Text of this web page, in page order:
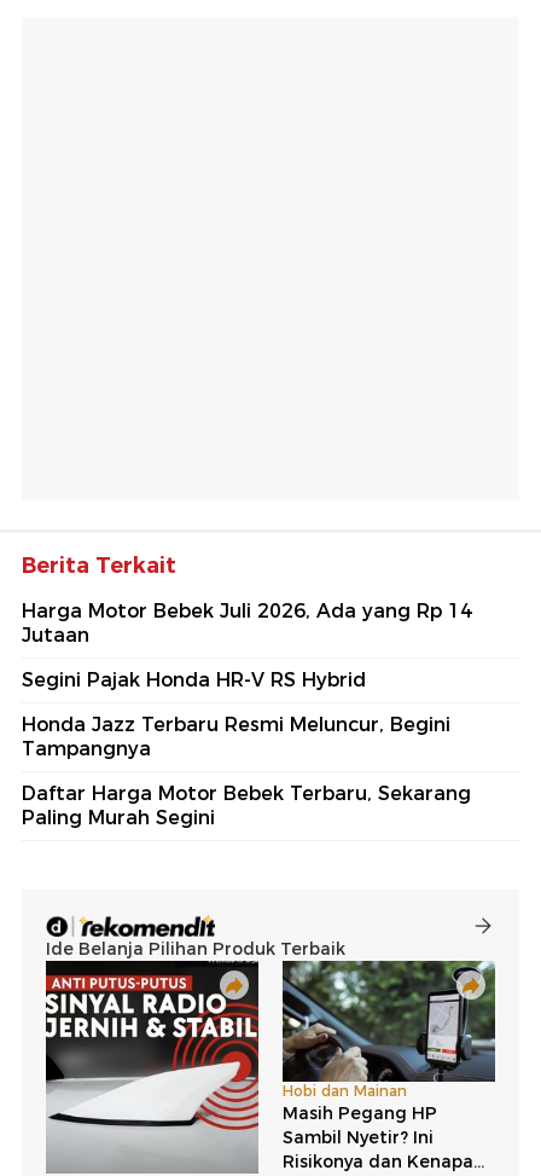
Berita Terkait
Harga Motor Bebek Juli 2026, Ada yang Rp 14
Jutaan
Segini Pajak Honda HR-V RS Hybrid
Honda Jazz Terbaru Resmi Meluncur, Begini
Tampangnya
Daftar Harga Motor Bebek Terbaru, Sekarang
Paling Murah Segini